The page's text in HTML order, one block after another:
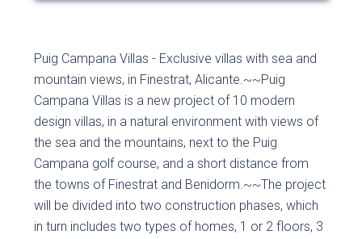
Puig Campana Villas - Exclusive villas with sea and
mountain views, in Finestrat, Alicante.~~Puig
Campana Villas is a new project of 10 modern
design villas, in a natural environment with views of
the sea and the mountains, next to the Puig
Campana golf course, and a short distance from
the towns of Finestrat and Benidorm.~~The project
will be divided into two construction phases, which
in turn includes two types of homes, 1 or 2 floors, 3